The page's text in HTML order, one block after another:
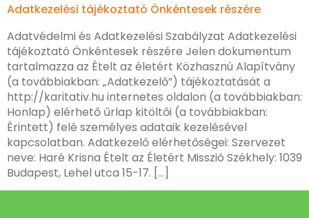
Adatkezelési tájékoztató Önkéntesek részére
Adatvédelmi és Adatkezelési Szabályzat Adatkezelési
tájékoztató Önkéntesek részére Jelen dokumentum
tartalmazza az Ételt az életért Közhasznú Alapítvány
(a továbbiakban: „Adatkezelő”) tájékoztatását a
http://karitativ.hu internetes oldalon (a továbbiakban:
Honlap) elérhető űrlap kitöltői (a továbbiakban:
Érintett) felé személyes adataik kezelésével
kapcsolatban. Adatkezelő elérhetőségei: Szervezet
neve: Haré Krisna Ételt az Életért Misszió Székhely: 1039
Budapest, Lehel utca 15-17. […]